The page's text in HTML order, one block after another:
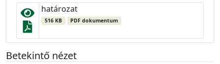
határozat
516 KB PDF dokumentum
Betekintő nézet